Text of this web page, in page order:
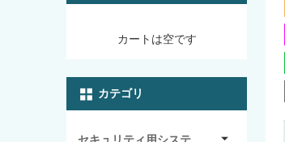
カートは空です
カテゴリ
セキュリティ用システ